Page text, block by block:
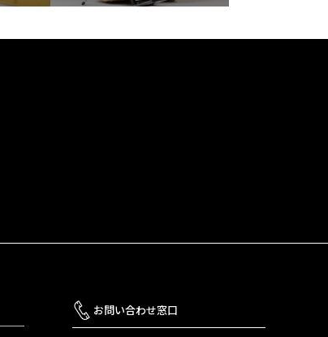
お問い合わせ窓口